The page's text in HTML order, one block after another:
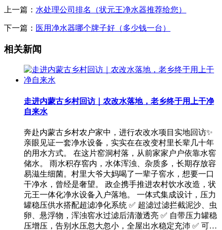
上一篇： 水处理公司排名（状元王净水器推荐给您）
下一篇： 医用净水器哪个牌子好（多少钱一台）
相关新闻
走进内蒙古乡村回访｜农改水落地，老乡终于用上干净
自来水
奔赴内蒙古乡村农户家中，进行农改水项目实地回访✨
亲眼见证一套净水设备，实实在在改变村里长辈几十年
的用水方式。 在这片窑洞村落，从前家家户户依靠水窖
储水。 雨水积存窖内，水体浑浊、杂质多，长期存放容
易滋生细菌。村里大爷大妈喝了一辈子窖水，想要一口
干净水，曾经是奢望。 政企携手推进农村饮水改造，状
元王一体化净水设备入户落地。 一体式集成设计，压力
罐稳压供水搭配超滤净化系统 ✅ 超滤过滤拦截泥沙、虫
卵、悬浮物，浑浊窖水过滤后清澈透亮 ✅ 自带压力罐稳
压增压，告别水压忽大忽小，全屋出水稳定充沛 ✅ 可…